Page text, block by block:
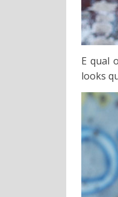
E qual
looks